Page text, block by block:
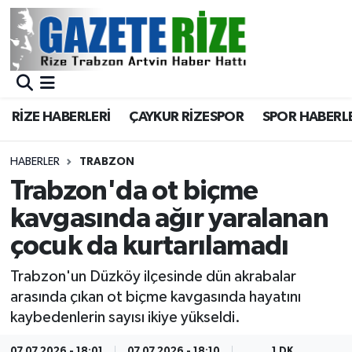
RİZE HABERLERİ ÇAYKUR RİZESPOR SPOR
HABERLER TRABZON
Trabzon'da ot biçme
kavgasında ağır yaralanan
çocuk da kurtarılamadı
Trabzon'un Düzköy ilçesinde dün akrabalar
arasında çıkan ot biçme kavgasında hayatını
kaybedenlerin sayısı ikiye yükseldi.
BÖLGEMİZ
Asayiş
Rize Jandarma Komutanlığı
Bilim Teknoloji
Advertising news
Merkez Nöbetçi Eczaneler
Merkez Trafik Yoğunluk Haritası
Süper Lig Puan Durumu ve Fikstür
Tüm Manşetler
Haber Arşivi